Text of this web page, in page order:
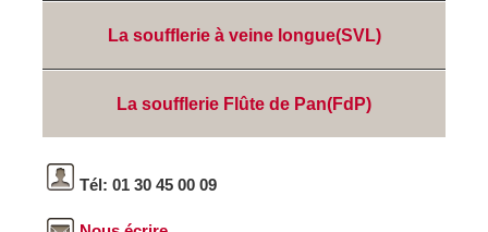
La soufflerie à veine longue(SVL)
La soufflerie Flûte de Pan(FdP)
Tél: 01 30 45 00 09